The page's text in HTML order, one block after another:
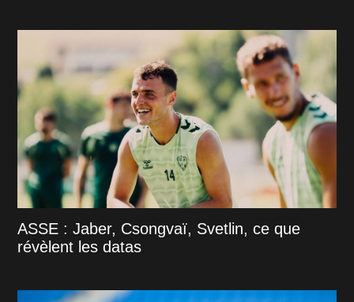
ASSE : Jaber, Csongvaï, Svetlin, ce que
révèlent les datas